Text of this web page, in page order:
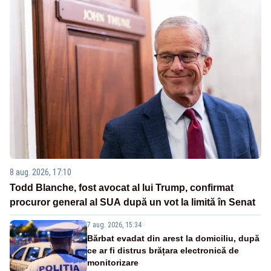
8 aug. 2026, 17:10
Todd Blanche, fost avocat al lui Trump, confirmat
procuror general al SUA după un vot la limită în Senat
7 aug. 2026, 15:34
Bărbat evadat din arest la domiciliu, după
ce ar fi distrus brățara electronică de
monitorizare